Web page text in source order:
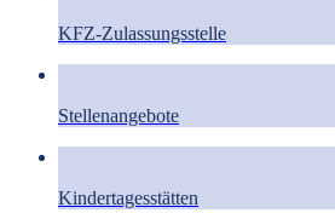
KFZ-Zulassungsstelle
Stellenangebote
Kindertagesstätten